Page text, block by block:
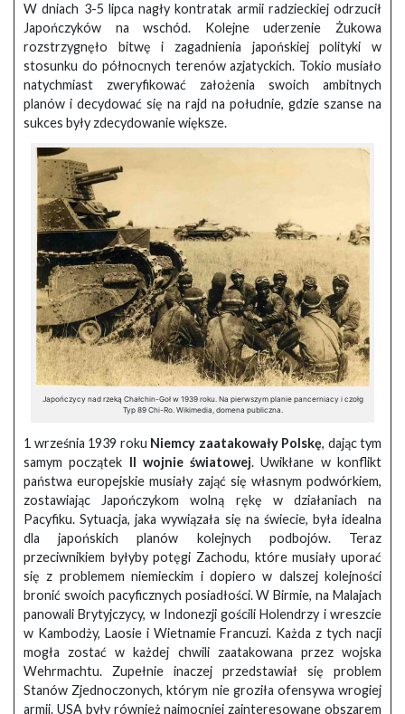
W dniach 3-5 lipca nagły kontratak armii radzieckiej odrzucił
Japończyków na wschód. Kolejne uderzenie Żukowa
rozstrzygnęło bitwę i zagadnienia japońskiej polityki w
stosunku do północnych terenów azjatyckich. Tokio musiało
natychmiast zweryfikować założenia swoich ambitnych
planów i decydować się na rajd na południe, gdzie szanse na
sukces były zdecydowanie większe.
Japończycy nad rzeką Chałchin-Goł w 1939 roku. Na pierwszym planie pancerniacy i czołg
Typ 89 Chi-Ro. Wikimedia, domena publiczna.
1 września 1939 roku Niemcy zaatakowały Polskę, dając tym
samym początek II wojnie światowej. Uwikłane w konflikt
państwa europejskie musiały zająć się własnym podwórkiem,
zostawiając Japończykom wolną rękę w działaniach na
Pacyfiku. Sytuacja, jaka wywiązała się na świecie, była idealna
dla japońskich planów kolejnych podbojów. Teraz
przeciwnikiem byłyby potęgi Zachodu, które musiały uporać
się z problemem niemieckim i dopiero w dalszej kolejności
bronić swoich pacyficznych posiadłości. W Birmie, na Malajach
panowali Brytyjczycy, w Indonezji gościli Holendrzy i wreszcie
w Kambodży, Laosie i Wietnamie Francuzi. Każda z tych nacji
mogła zostać w każdej chwili zaatakowana przez wojska
Wehrmachtu. Zupełnie inaczej przedstawiał się problem
Stanów Zjednoczonych, którym nie groziła ofensywa wrogiej
armii. USA były również najmocniej zainteresowane obszarem